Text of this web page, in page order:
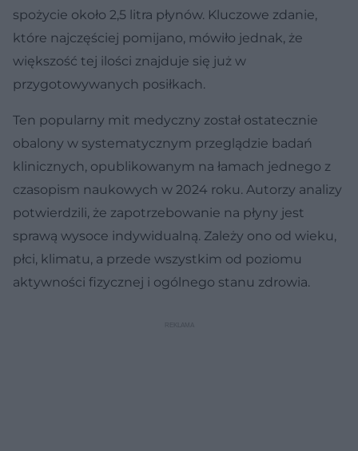
spożycie około 2,5 litra płynów. Kluczowe zdanie,
które najczęściej pomijano, mówiło jednak, że
większość tej ilości znajduje się już w
przygotowywanych posiłkach.
Ten popularny mit medyczny został ostatecznie
obalony w systematycznym przeglądzie badań
klinicznych, opublikowanym na łamach jednego z
czasopism naukowych w 2024 roku. Autorzy analizy
potwierdzili, że zapotrzebowanie na płyny jest
sprawą wysoce indywidualną. Zależy ono od wieku,
płci, klimatu, a przede wszystkim od poziomu
aktywności fizycznej i ogólnego stanu zdrowia.